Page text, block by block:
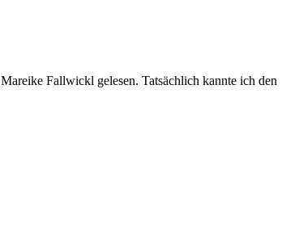
Fallwickl gelesen. Tatsächlich kannte ich den